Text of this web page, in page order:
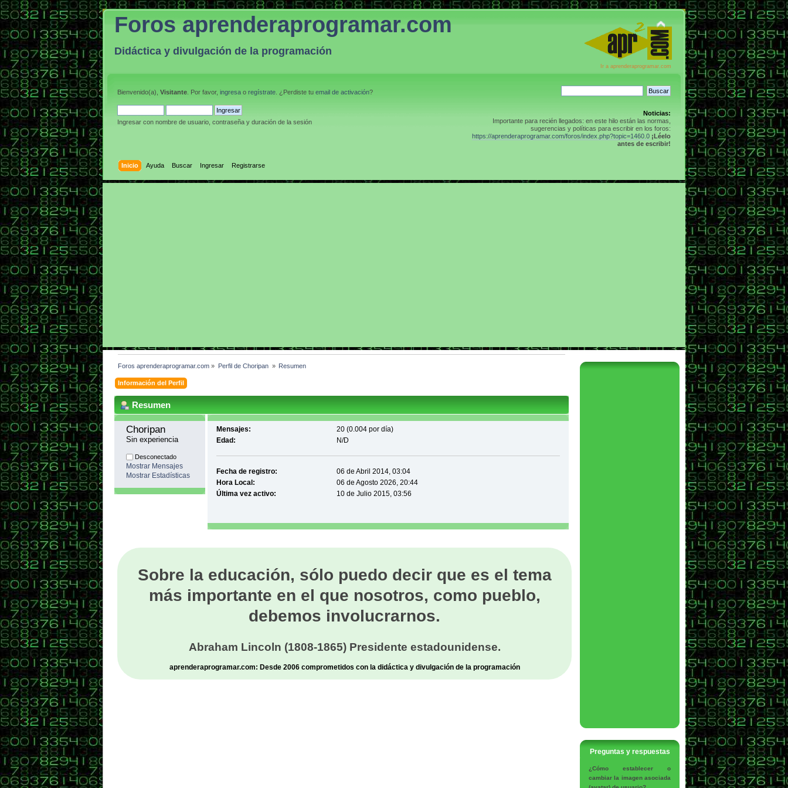
Foros aprenderaprogramar.com
Didáctica y divulgación de la programación
Ir a aprenderaprogramar.com
Bienvenido(a), Visitante . Por favor, ingresa o regístrate . ¿Perdiste tu email de activación?
Ingresar con nombre de usuario, contraseña y duración de la sesión
Noticias:
Importante para recién llegados: en este hilo están las normas,
sugerencias y políticas para escribir en los foros:
https://aprenderaprogramar.com/foros/index.php?topic=1460.0 ¡Léelo
antes de escribir!
Inicio Ayuda Buscar Ingresar Registrarse
Foros aprenderaprogramar.com » Perfil de Choripan » Resumen
Información del Perfil
Resumen
Choripan
Sin experiencia
Desconectado
Mostrar Mensajes
Mostrar Estadísticas
Mensajes:
20 (0.004 por día)
Edad:
N/D
Fecha de registro:
06 de Abril 2014, 03:04
Hora Local:
06 de Agosto 2026, 20:44
Última vez activo:
10 de Julio 2015, 03:56
Sobre la educación, sólo puedo decir que es el tema
más importante en el que nosotros, como pueblo,
debemos involucrarnos.
Abraham Lincoln (1808-1865) Presidente estadounidense.
aprenderaprogramar.com: Desde 2006 comprometidos con la didáctica y divulgación de la programación
Preguntas y respuestas
¿Cómo establecer o
cambiar la imagen asociada